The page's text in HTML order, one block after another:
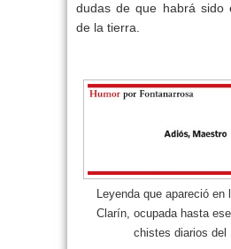
dudas de que habrá sido
de la tierra.
Leyenda que apareció en
Clarín, ocupada hasta
chistes diarios del